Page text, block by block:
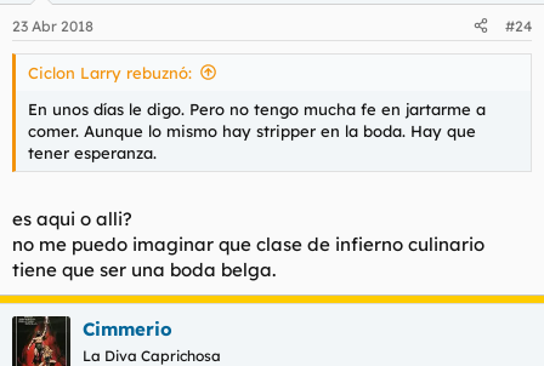
23 Abr 2018 #24
Ciclon Larry rebuznó:
En unos días le digo. Pero no tengo mucha fe en jartarme a
comer. Aunque lo mismo hay stripper en la boda. Hay que
tener esperanza.
es aqui o alli?
no me puedo imaginar que clase de infierno culinario
tiene que ser una boda belga.
Cimmerio
La Diva Caprichosa